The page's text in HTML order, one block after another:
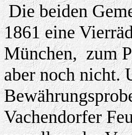
Die beiden
1861 eine
München, zum
aber noch nicht.
Vachendorfer